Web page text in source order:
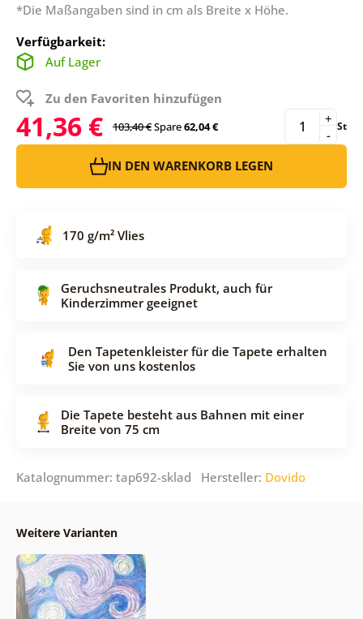
*Die Maßangaben sind in cm als Breite x Höhe.
Verfügbarkeit:
Auf Lager
Zu den Favoriten hinzufügen
41,36 € 103,40 €Spare62,04 € -
+ St
IN DEN WARENKORB LEGEN
170 g/m² Vlies
Geruchsneutrales Produkt, auch für
Kinderzimmer geeignet
Den Tapetenkleister für die Tapete erhalten
Sie von uns kostenlos
Die Tapete besteht aus Bahnen mit einer
Breite von 75 cm
Katalognummer: tap692-sklad Hersteller: Dovido
Weitere Varianten